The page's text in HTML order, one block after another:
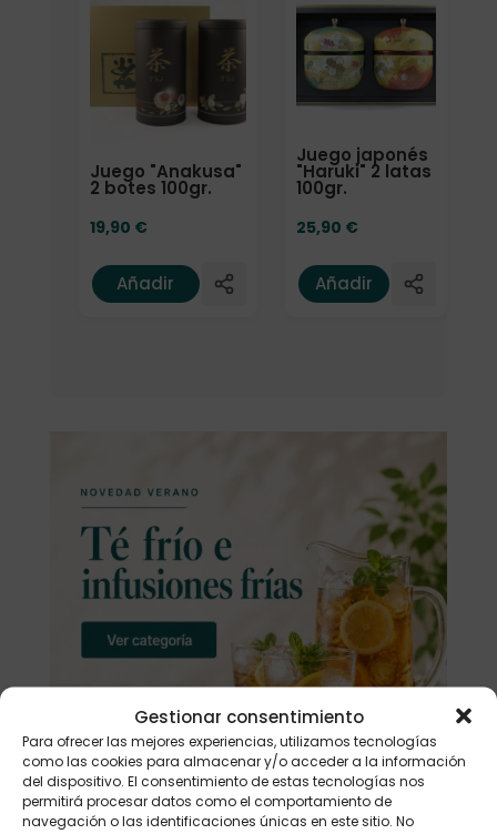
Gestionar consentimiento
Para ofrecer las mejores experiencias, utilizamos tecnologías
como las cookies para almacenar y/o acceder a la información
del dispositivo. El consentimiento de estas tecnologías nos
permitirá procesar datos como el comportamiento de
navegación o las identificaciones únicas en este sitio. No
Juego "Anakusa"
2 botes 100gr.
19,90 €
Añadir
Juego japonés
"Haruki" 2 latas
100gr.
25,90 €
Añadir